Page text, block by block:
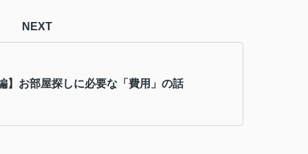
NEXT
】お部屋探しに必要な「費用」の話